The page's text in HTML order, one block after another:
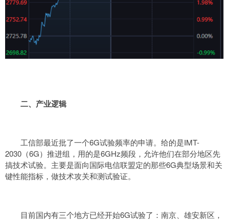
二、产业逻辑
工信部最近批了一个6G试验频率的申请。给的是IMT-
2030（6G）推进组，用的是6GHz频段，允许他们在部分地区先
搞技术试验。主要是面向国际电信联盟定的那些6G典型场景和关
键性能指标，做技术攻关和测试验证。
目前国内有三个地方已经开始6G试验了：南京、雄安新区，